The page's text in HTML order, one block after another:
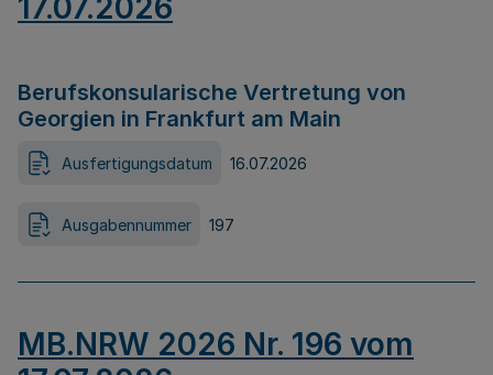
17.07.2026
Berufskonsularische Vertretung von
Georgien in Frankfurt am Main
Ausfertigungsdatum 16.07.2026
Ausgabennummer 197
MB.NRW 2026 Nr. 196 vom